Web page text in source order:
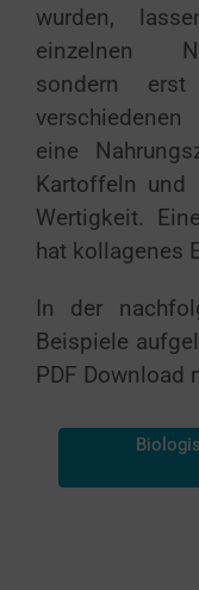
wurden,
einzelnen
sondern
eine
Kartoffeln
Wertigkeit.
hat kollagenes
In der
Beispiele
PDF Download